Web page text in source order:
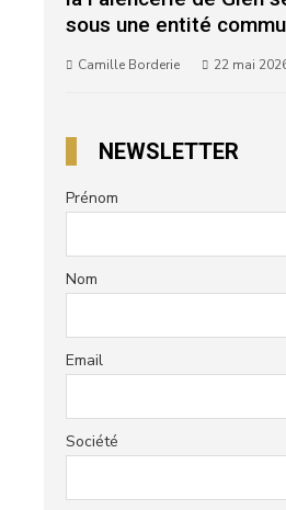
sous une entité
Camille Borderie 22 mai
NEWSLETTER
Prénom
Nom
Email
Société